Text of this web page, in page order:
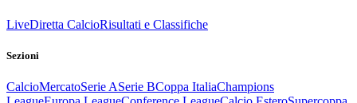
LiveDiretta CalcioRisultati e Classifiche
Sezioni
CalcioMercatoSerie ASerie BCoppa ItaliaChampions